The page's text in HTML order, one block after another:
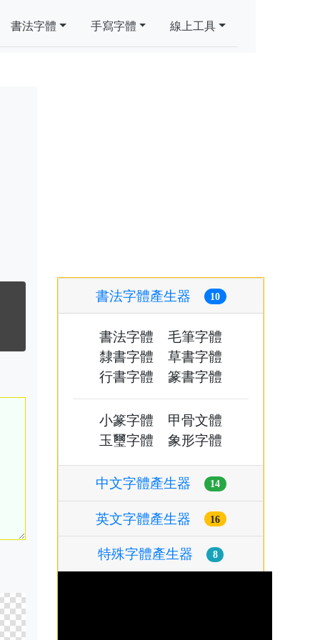
書法字體 手寫字體 線上工具
書法字體產生器 10
書法字體
毛筆字體
隸書字體
草書字體
行書字體
篆書字體
小篆字體
甲骨文體
玉璽字體
象形字體
中文字體產生器 14
英文字體產生器 16
特殊字體產生器 8